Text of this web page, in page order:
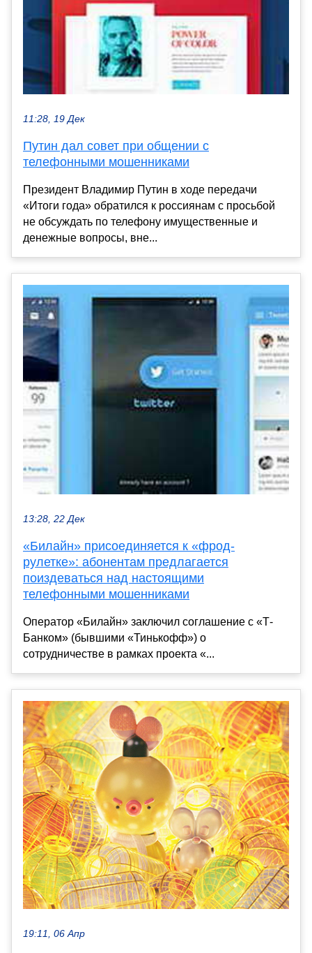
11:28, 19 Дек
Путин дал совет при общении с
телефонными мошенниками
Президент Владимир Путин в ходе передачи
«Итоги года» обратился к россиянам с просьбой
не обсуждать по телефону имущественные и
денежные вопросы, вне...
13:28, 22 Дек
«Билайн» присоединяется к «фрод-
рулетке»: абонентам предлагается
поиздеваться над настоящими
телефонными мошенниками
Оператор «Билайн» заключил соглашение с «Т-
Банком» (бывшими «Тинькофф») о
сотрудничестве в рамках проекта «...
19:11, 06 Апр